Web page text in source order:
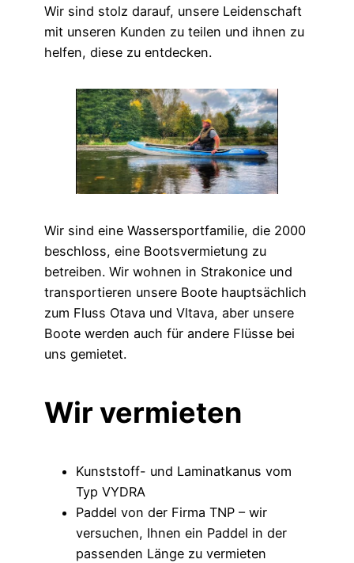
Wir sind stolz darauf, unsere Leidenschaft
mit unseren Kunden zu teilen und ihnen zu
helfen, diese zu entdecken.
Wir sind eine Wassersportfamilie, die 2000
beschloss, eine Bootsvermietung zu
betreiben. Wir wohnen in Strakonice und
transportieren unsere Boote hauptsächlich
zum Fluss Otava und Vltava, aber unsere
Boote werden auch für andere Flüsse bei
uns gemietet.
Wir vermieten
Kunststoff- und Laminatkanus vom
Typ VYDRA
Paddel von der Firma TNP – wir
versuchen, Ihnen ein Paddel in der
passenden Länge zu vermieten